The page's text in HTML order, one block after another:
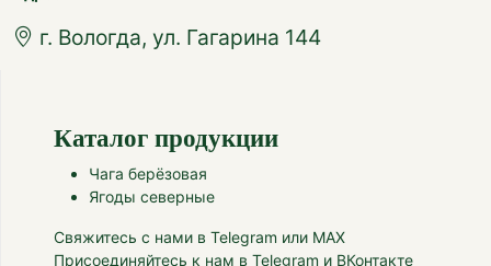
г. Вологда, ул. Гагарина 144
Каталог продукции
Чага берёзовая
Ягоды северные
Свяжитесь с нами в Telegram или MAX
Присоединяйтесь к нам в Telegram и ВКонтакте